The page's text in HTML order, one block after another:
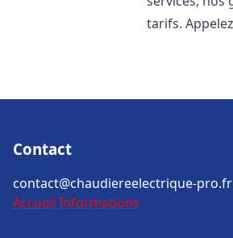
tarifs.
Contact
contact@chaudiereelectrique-pro.fr
Accueil Informations